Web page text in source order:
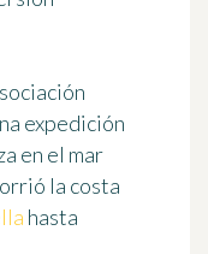
expedición
en el mar
la costa
hasta